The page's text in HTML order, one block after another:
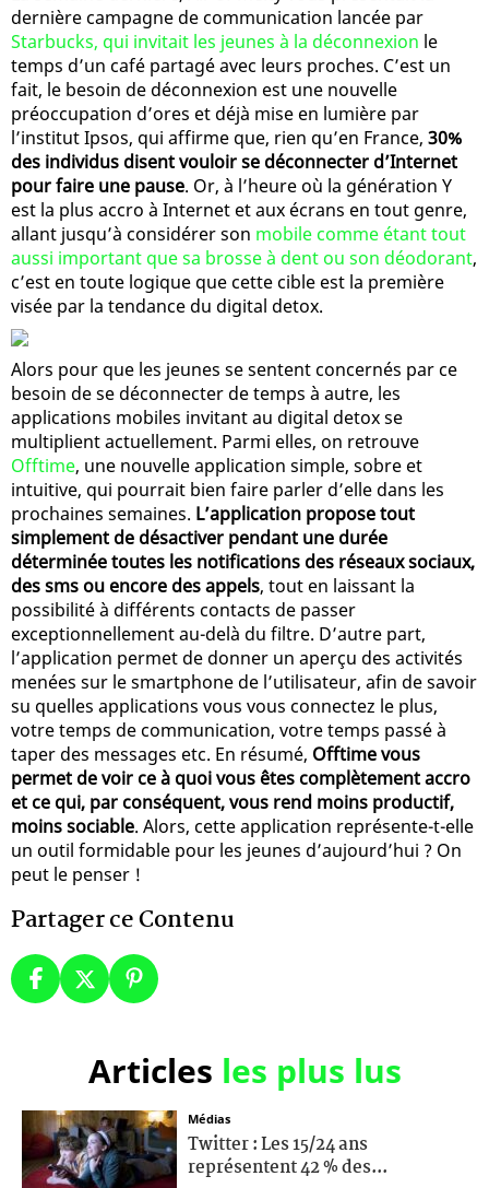
dernière campagne de communication lancée par
Starbucks, qui invitait les jeunes à la déconnexion le
temps d’un café partagé avec leurs proches. C’est un
fait, le besoin de déconnexion est une nouvelle
préoccupation d’ores et déjà mise en lumière par
l’institut Ipsos, qui affirme que, rien qu’en France, 30%
des individus disent vouloir se déconnecter d’Internet
pour faire une pause. Or, à l’heure où la génération Y
est la plus accro à Internet et aux écrans en tout genre,
allant jusqu’à considérer son mobile comme étant tout
aussi important que sa brosse à dent ou son déodorant,
c’est en toute logique que cette cible est la première
visée par la tendance du digital detox.
Alors pour que les jeunes se sentent concernés par ce
besoin de se déconnecter de temps à autre, les
applications mobiles invitant au digital detox se
multiplient actuellement. Parmi elles, on retrouve
Offtime, une nouvelle application simple, sobre et
intuitive, qui pourrait bien faire parler d’elle dans les
prochaines semaines. L’application propose tout
simplement de désactiver pendant une durée
déterminée toutes les notifications des réseaux sociaux,
des sms ou encore des appels, tout en laissant la
possibilité à différents contacts de passer
exceptionnellement au-delà du filtre. D’autre part,
l’application permet de donner un aperçu des activités
menées sur le smartphone de l’utilisateur, afin de savoir
su quelles applications vous vous connectez le plus,
votre temps de communication, votre temps passé à
taper des messages etc. En résumé, Offtime vous
permet de voir ce à quoi vous êtes complètement accro
et ce qui, par conséquent, vous rend moins productif,
moins sociable. Alors, cette application représente-t-elle
un outil formidable pour les jeunes d’aujourd’hui ? On
peut le penser !
Partager ce Contenu
Articles les plus lus
Médias
Twitter : Les 15/24 ans
représentent 42 % des...